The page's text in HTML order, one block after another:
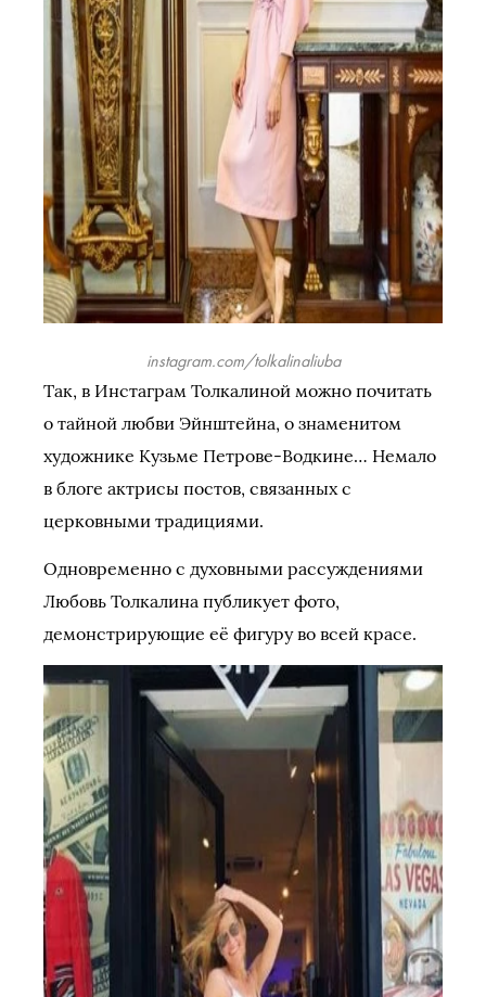
instagram.com/tolkalinaliuba
Так, в Инстаграм Толкалиной можно почитать
о тайной любви Эйнштейна, о знаменитом
художнике Кузьме Петрове-Водкине… Немало
в блоге актрисы постов, связанных с
церковными традициями.
Одновременно с духовными рассуждениями
Любовь Толкалина публикует фото,
демонстрирующие её фигуру во всей красе.